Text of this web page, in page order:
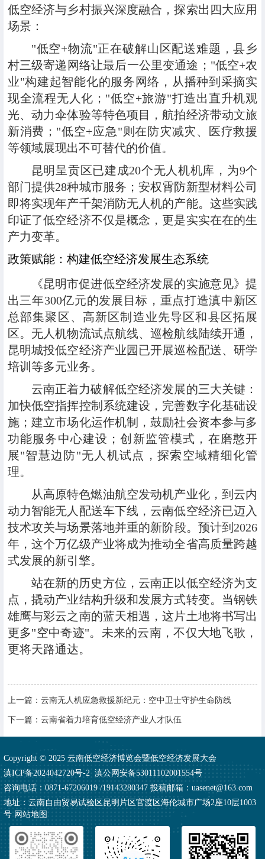
低空经济与乡村振兴深度融合，探索出四大应用
场景：
"低空+物流"正在破解山区配送难题，县乡
村三级寄递网络让最后一公里变通途；"低空+农
业"构建起智能化的服务网络，从播种到采摘实
现全流程无人化；"低空+旅游"打造出直升机观
光、动力伞体验等特色项目，航拍经济带动文旅
新消费；"低空+应急"则在防灾减灾、医疗救援
等领域展现出不可替代的价值。
昆明呈贡区已建成20个无人机机库，为9个
部门提供28种城市服务；安权霄防新型材料公司
即将实现年产千架消防无人机的产能。这些实践
印证了低空经济不仅是概念，更是实实在在的生
产力变革。
政策赋能：构建低空经济发展生态系统
《昆明市促进低空经济发展的实施意见》提
出三年300亿元的发展目标，重点打造滇中新区
总部集聚区、高新区制造业先导区和县区拓展
区。无人机物流试点航线、巡检航线陆续开通，
昆明城投低空经济产业园已开展巡检配送、研学
培训等多元业务。
云南正着力破解低空经济发展的三大关键：
加快低空指挥控制系统建设，完善数字化基础设
施；建立市场化运作机制，鼓励社会资本参与多
功能服务中心建设；创新监管模式，在磨憨开
展"智慧边防"无人机试点，探索空域精细化管
理。
从高原特色燃油航空发动机产业化，到云内
动力智能无人配送车下线，云南低空经济已迈入
技术攻关与场景落地并重的新阶段。预计到2026
年，这个万亿级产业将成为推动全省高质量跨越
式发展的新引擎。
站在新的历史方位，云南正以低空经济为支
点，撬动产业结构升级和发展方式转变。当钢铁
雄鹰与彩云之南的蓝天相遇，这片土地将书写出
更多"空中奇迹"。未来的云南，不仅大地飞歌，
更将天路通达。
上一篇： 云南无人机应急救援新纪元：空中卫士守护生命防线
下一篇： 云南省着力培育低空经济产业人才队伍
Copyright © 2025 云南低空经济博览会暨低空经济发展大会
滇ICP备2024042720号-2滇公网安备53011102001554号
咨询电话：0871-67206019 /19143280347 投稿邮箱：uasenet@163.com
地址：云南自由贸易试验区昆明片区官渡区海伦城市广场2座10层1003
号网站地图